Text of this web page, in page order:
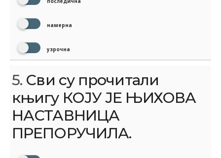
намерна
узрочна
5. Сви су прочитали
књигу КОЈУ ЈЕ ЊИХОВА
НАСТАВНИЦА
ПРЕПОРУЧИЛА.